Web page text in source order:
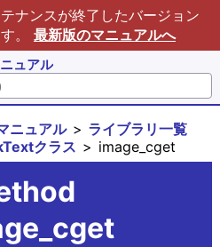
ナンスが終了したバージョン
。 最新版のマニュアルへ
ュアル
ニュアル
ライブラリ一覧
クラス image_cget